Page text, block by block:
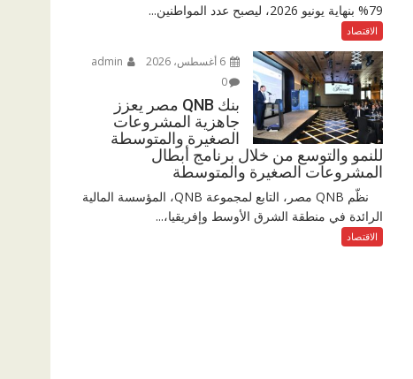
79% بنهاية يونيو 2026، ليصبح عدد المواطنين...
الاقتصاد
0
بنك QNB مصر يعزز
جاهزية المشروعات
الصغيرة والمتوسطة
للنمو والتوسع من خلال برنامج أبطال
المشروعات الصغيرة والمتوسطة
نظّم QNB مصر، التابع لمجموعة QNB، المؤسسة المالية
الرائدة في منطقة الشرق الأوسط وإفريقيا،...
الاقتصاد